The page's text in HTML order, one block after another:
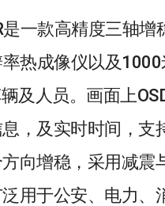
一款高精度三轴
热成像仪以及
及人员。画面上
，及实时时间，支
向增稳，采用减震
用于公安、电力、